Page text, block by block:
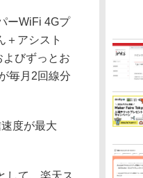
ーWiFi 4Gプ
＋アシスト
びずっとお
毎月2回線分
度が最大
して、楽天ス